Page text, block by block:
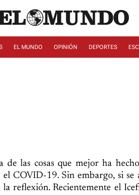
EL MUNDO OPINIÓN DEPORTES
de las cosas que mejor ha
COVID-19. Sin embargo, si se
reflexión. Recientemente el